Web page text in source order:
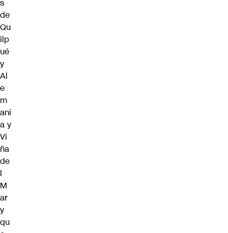
s
de
Qu
ilp
ué
y
Al
e
m
ani
a y
Vi
ña
de
l
M
ar
y
qu